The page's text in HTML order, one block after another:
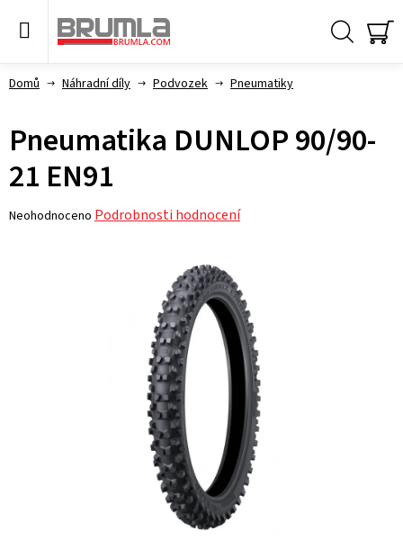
Domů Náhradní díly Podvozek Pneumatiky
Pneumatika DUNLOP 90/90-
21 EN91
Průměrné
Neohodnoceno Podrobnosti hodnocení